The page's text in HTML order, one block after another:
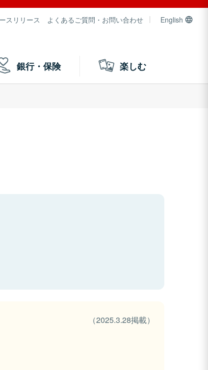
スリリース よくあるご質問・お問い合わせ English
銀行・保険 楽しむ
（2025.3.28掲載）